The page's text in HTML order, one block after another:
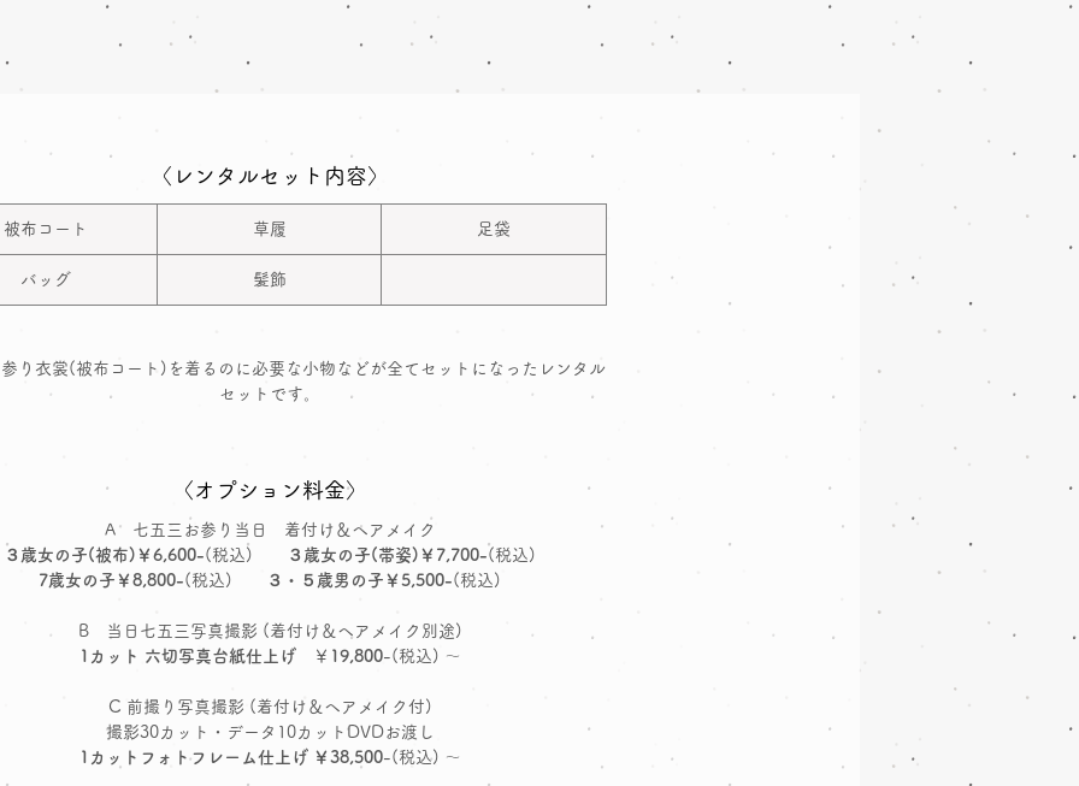
〈レンタルセット内容〉
被布コート 草履 足袋
バッグ 髪飾
り衣裳(被布コート)を着るのに必要な小物などが全てセットになったレンタル
セットです。
〈オプション料金〉
A 七五三お参り当日 着付け＆ヘアメイク
３歳女の子(被布)￥6,600-(税込) ３歳女の子(帯姿)￥7,700-(税込)
7歳女の子￥8,800-(税込) ３・５歳男の子￥5,500-(税込)
B 当日七五三写真撮影 (着付け＆ヘアメイク別途)
1カット 六切写真台紙仕上げ
￥ 19,800-(税込) ～
C 前撮り写真撮影 (着付け＆ヘアメイク付)
撮影30カット・データ10カットDVDお渡し
1カットフォトフレーム仕上げ ￥38,500-(税込) ～